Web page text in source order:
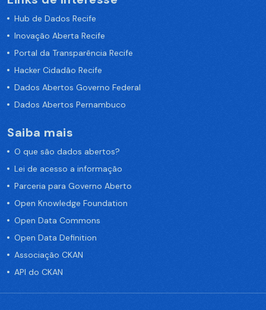
Hub de Dados Recife
Inovação Aberta Recife
Portal da Transparência Recife
Hacker Cidadão Recife
Dados Abertos Governo Federal
Dados Abertos Pernambuco
Saiba mais
O que são dados abertos?
Lei de acesso a informação
Parceria para Governo Aberto
Open Knowledge Foundation
Open Data Commons
Open Data Definition
Associação CKAN
API do CKAN